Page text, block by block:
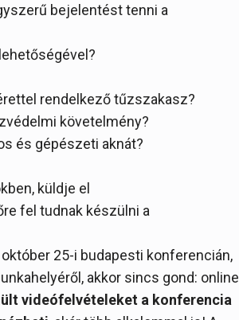
bejelentést tenni a
rendelkező tűzszakasz?
követelmény?
és gépészeti aknát?
küldje el
fel tudnak készülni a
október 25-i budapesti konferencián,
akkor sincs gond: online
videófelvételeket a konferencia